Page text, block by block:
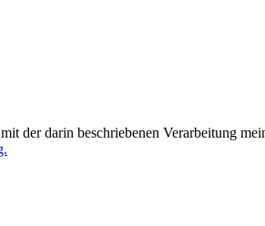
der darin beschriebenen Verarbeitung